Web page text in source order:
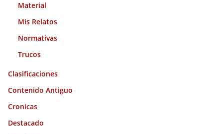
Material
Mis Relatos
Normativas
Trucos
Clasificaciones
Contenido Antiguo
Cronicas
Destacado